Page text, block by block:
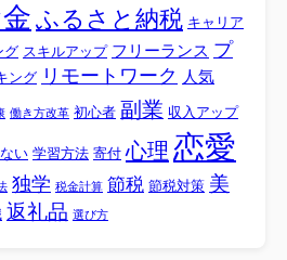
ふるさと納税 キャリア
グ スキルアップ フリーランス プ
ング リモートワーク 人気
働き方改革 初心者 副業 収入アップ
い 学習方法 寄付 心理 恋愛
独学 税金計算 節税 節税対策 美
返礼品 選び方